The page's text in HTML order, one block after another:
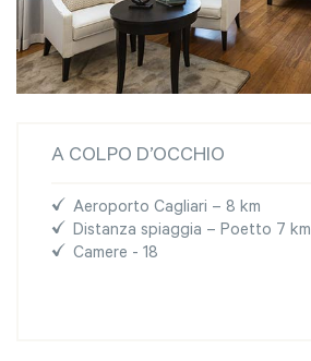
A COLPO D’OCCHIO
Aeroporto Cagliari – 8 km
Distanza spiaggia – Poetto 7 km
Camere - 18